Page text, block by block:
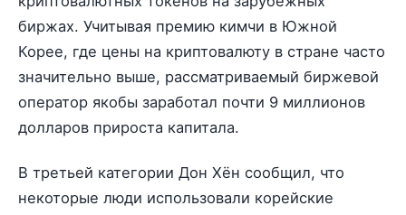
биржах. Учитывая премию кимчи в Южной
Корее, где цены на криптовалюту в стране часто
значительно выше, рассматриваемый биржевой
оператор якобы заработал почти 9 миллионов
долларов прироста капитала.
В третьей категории Дон Хён сообщил, что
некоторые люди использовали корейские